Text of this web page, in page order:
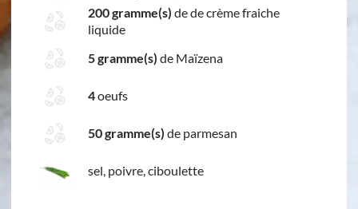
200 gramme(s) de de crème fraiche
liquide
5 gramme(s) de Maïzena
4oeufs
50 gramme(s) de parmesan
sel, poivre, ciboulette